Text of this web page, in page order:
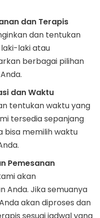
dan Terapis
dan tentukan
laki atau
berbagai pilihan
dan Waktu
tentukan waktu yang
tersedia sepanjang
bisa memilih waktu
Pemesanan
akan
Anda. Jika semuanya
akan diproses dan
sesuai jadwal yang